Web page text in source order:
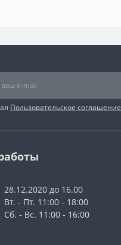
Пользовательское соглашение
28.12.2020 до 16.00
Вт. - Пт. 11:00 - 18:00
Сб. - Вс. 11:00 - 16:00